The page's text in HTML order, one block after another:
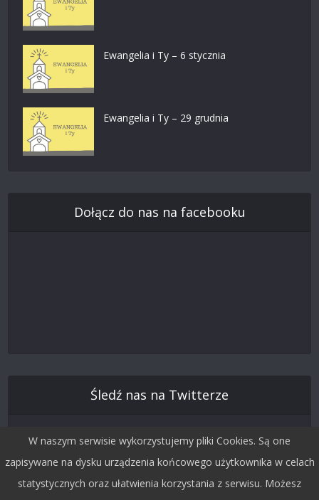
Ewangelia i Ty – 6 stycznia
Ewangelia i Ty – 29 grudnia
Dołącz do nas na facebooku
Śledź nas na Twitterze
W naszym serwisie wykorzystujemy pliki Cookies. Są one
zapisywane na dysku urządzenia końcowego użytkownika w celach
statystycznych oraz ułatwienia korzystania z serwisu. Możesz